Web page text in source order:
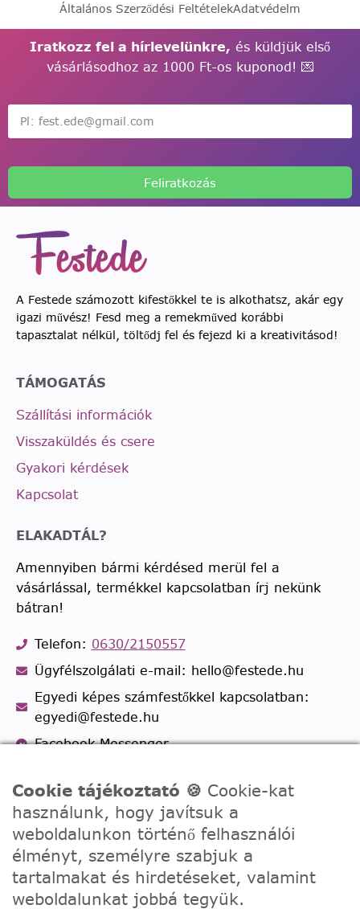
Általános Szerződési FeltételekAdatvédelm
Iratkozz fel a hírlevelünkre, és küldjük első
vásárlásodhoz az 1000 Ft-os kuponod! 💌
Feliratkozás
A Festede számozott kifestőkkel te is alkothatsz, akár egy
igazi művész! Fesd meg a remekműved korábbi
tapasztalat nélkül, töltődj fel és fejezd ki a kreativitásod!
TÁMOGATÁS
Szállítási információk
Visszaküldés és csere
Gyakori kérdések
Kapcsolat
ELAKADTÁL?
Amennyiben bármi kérdésed merül fel a
vásárlással, termékkel kapcsolatban írj nekünk
bátran!
Telefon: 0630/2150557
Ügyfélszolgálati e-mail: hello@festede.hu
Egyedi képes számfestőkkel kapcsolatban:
egyedi@festede.hu
Facebook Messenger
Cookie tájékoztató 🍪 Cookie-kat
használunk, hogy javítsuk a
weboldalunkon történő felhasználói
élményt, személyre szabjuk a
tartalmakat és hirdetéseket, valamint
weboldalunkat jobbá tegyük.